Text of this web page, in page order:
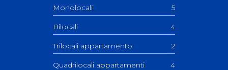
Monolocali 5
Bilocali 4
Trilocali appartamento 2
Quadrilocali appartamenti 4